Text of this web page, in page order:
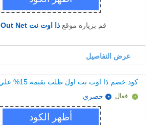
قم بزياره موقعذا اوت نت The Out Net
عرض التفاصيل
كود خصم ذا اوت نت اول طلب بقيمة 15% علي كل المشتريات
فعال حصري